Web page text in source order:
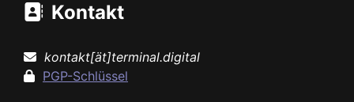
Kontakt
kontakt[ät]terminal.digital
PGP-Schlüssel